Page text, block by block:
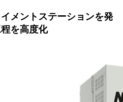
メントステーションを発
を高度化